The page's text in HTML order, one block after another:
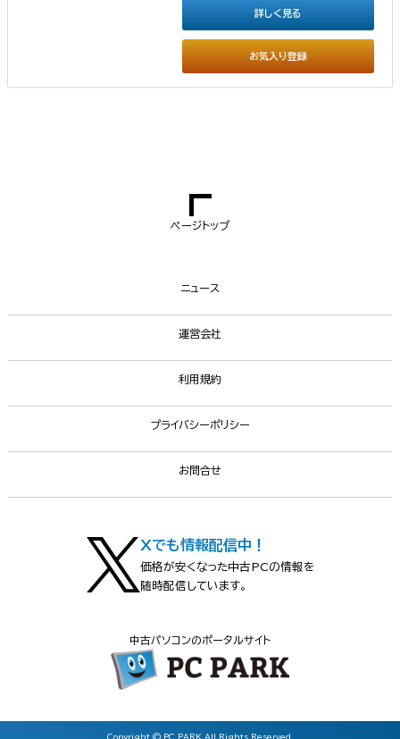
お気入り登録
詳しく見る
ページトップ
ニュース
運営会社
利用規約
プライバシーポリシー
お問合せ
Xでも情報配信中！
価格が安くなった中古PCの情報を
随時配信しています。
中古パソコンのポータルサイト
Copyright © PC PARK All Rights Reserved.